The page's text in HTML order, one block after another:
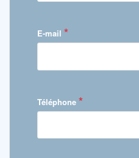
E-mail *
Téléphone *